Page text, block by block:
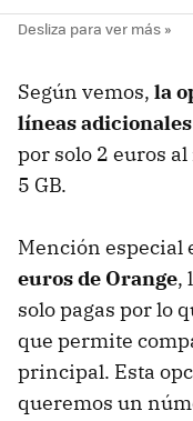
Según vemos, la
líneas
por solo 2 euros
5 GB.
Mención especial
euros de Orange,
solo pagas por lo
que permite
principal. Esta
queremos un